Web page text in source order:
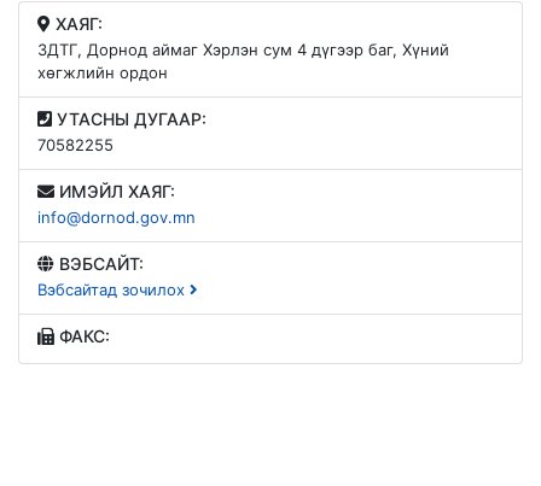
ХАЯГ:
ЗДТГ, Дорнод аймаг Хэрлэн сум 4 дүгээр баг, Хүний
хөгжлийн ордон
УТАСНЫ ДУГААР:
70582255
ИМЭЙЛ ХАЯГ:
info@dornod.gov.mn
ВЭБСАЙТ:
Вэбсайтад зочилох
ФАКС: